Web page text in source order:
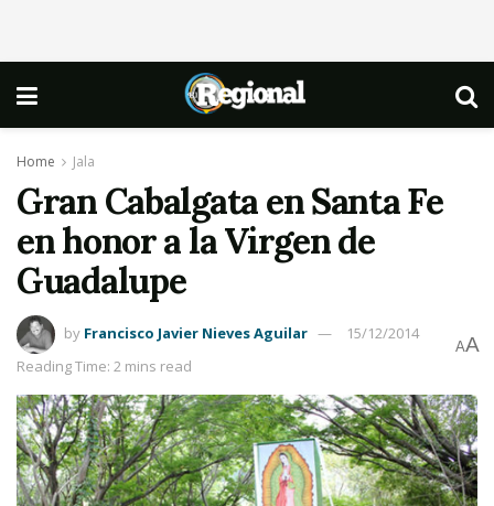
Home Jala
Gran Cabalgata en Santa Fe
en honor a la Virgen de
Guadalupe
by Francisco Javier Nieves Aguilar
15/12/2014
Reading Time: 2 mins read
AA